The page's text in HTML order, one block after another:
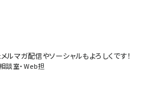
マガ配信やソーシャルもよろしくです！
談室・Web担